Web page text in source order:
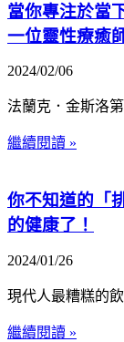
當你專注於當
一位靈性療癒
2024/02/06
法蘭克．金斯洛
繼續閱讀 »
你不知道的「
的健康了！
2024/01/26
現代人最糟糕的
繼續閱讀 »